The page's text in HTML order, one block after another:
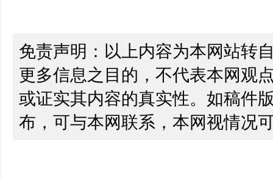
免责声明：以上内容为本网站转
更多信息之目的，不代表本网观
或证实其内容的真实性。如稿件
布，可与本网联系，本网视情况